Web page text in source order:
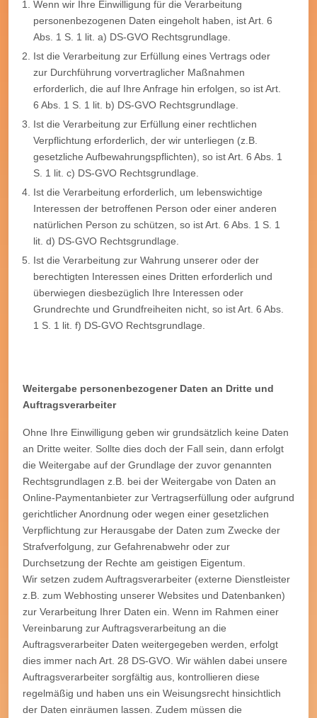
Wenn wir Ihre Einwilligung für die Verarbeitung
personenbezogenen Daten eingeholt haben, ist Art. 6
Abs. 1 S. 1 lit. a) DS-GVO Rechtsgrundlage.
Ist die Verarbeitung zur Erfüllung eines Vertrags oder
zur Durchführung vorvertraglicher Maßnahmen
erforderlich, die auf Ihre Anfrage hin erfolgen, so ist Art.
6 Abs. 1 S. 1 lit. b) DS-GVO Rechtsgrundlage.
Ist die Verarbeitung zur Erfüllung einer rechtlichen
Verpflichtung erforderlich, der wir unterliegen (z.B.
gesetzliche Aufbewahrungspflichten), so ist Art. 6 Abs. 1
S. 1 lit. c) DS-GVO Rechtsgrundlage.
Ist die Verarbeitung erforderlich, um lebenswichtige
Interessen der betroffenen Person oder einer anderen
natürlichen Person zu schützen, so ist Art. 6 Abs. 1 S. 1
lit. d) DS-GVO Rechtsgrundlage.
Ist die Verarbeitung zur Wahrung unserer oder der
berechtigten Interessen eines Dritten erforderlich und
überwiegen diesbezüglich Ihre Interessen oder
Grundrechte und Grundfreiheiten nicht, so ist Art. 6 Abs.
1 S. 1 lit. f) DS-GVO Rechtsgrundlage.
Weitergabe personenbezogener Daten an Dritte und
Auftragsverarbeiter
Ohne Ihre Einwilligung geben wir grundsätzlich keine Daten
an Dritte weiter. Sollte dies doch der Fall sein, dann erfolgt
die Weitergabe auf der Grundlage der zuvor genannten
Rechtsgrundlagen z.B. bei der Weitergabe von Daten an
Online-Paymentanbieter zur Vertragserfüllung oder aufgrund
gerichtlicher Anordnung oder wegen einer gesetzlichen
Verpflichtung zur Herausgabe der Daten zum Zwecke der
Strafverfolgung, zur Gefahrenabwehr oder zur
Durchsetzung der Rechte am geistigen Eigentum.
Wir setzen zudem Auftragsverarbeiter (externe Dienstleister
z.B. zum Webhosting unserer Websites und Datenbanken)
zur Verarbeitung Ihrer Daten ein. Wenn im Rahmen einer
Vereinbarung zur Auftragsverarbeitung an die
Auftragsverarbeiter Daten weitergegeben werden, erfolgt
dies immer nach Art. 28 DS-GVO. Wir wählen dabei unsere
Auftragsverarbeiter sorgfältig aus, kontrollieren diese
regelmäßig und haben uns ein Weisungsrecht hinsichtlich
der Daten einräumen lassen. Zudem müssen die